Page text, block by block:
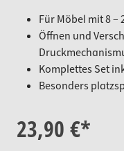
Für Möbel mit 8 –
Öffnen und
Komplettes Set
Besonders
23,90 €*